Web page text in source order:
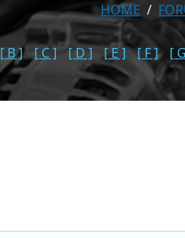
HOME
[ B ] [ C ] [ D ] [ E ] [ F ] [